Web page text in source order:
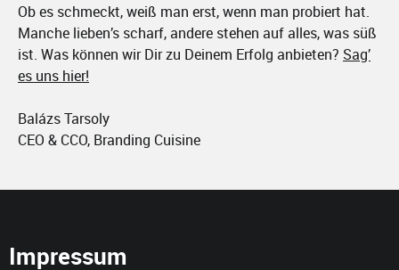
Ob es schmeckt, weiß man erst, wenn man probiert hat.
Manche lieben’s scharf, andere stehen auf alles, was süß
ist. Was können wir Dir zu Deinem Erfolg anbieten? Sag’
es uns hier!
Balázs Tarsoly
CEO & CCO, Branding Cuisine
Impressum